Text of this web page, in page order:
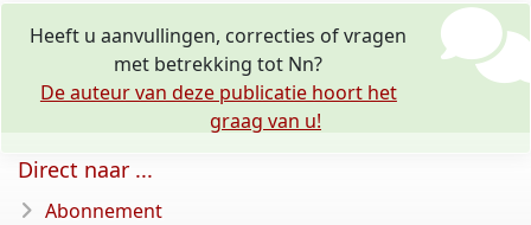
Heeft u aanvullingen, correcties of vragen
met betrekking tot Nn?
De auteur van deze publicatie hoort het
graag van u!
Direct naar ...
Abonnement